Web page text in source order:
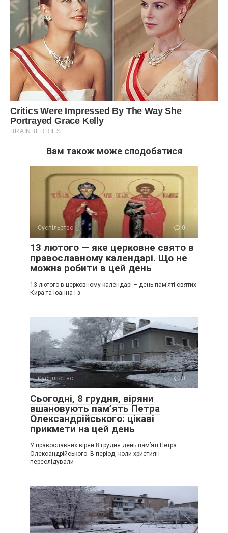
Вам також може сподобатися
Суспільство 0
13 лютого — яке церковне свято в
православному календарі. Що не
можна робити в цей день
13 лютого в церковному календарі – день пам’яті святих
Кира та Іоанна і з
Суспільство 0
Сьогодні, 8 грудня, віряни
вшановують пам’ять Петра
Олександрійського: цікаві
прикмети на цей день
У православних вірян 8 грудня день пам’яті Петра
Олександрійського. В період, коли християн
переслідували